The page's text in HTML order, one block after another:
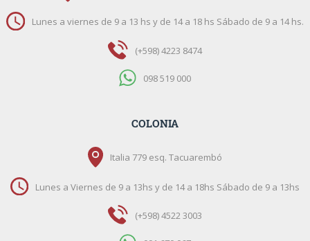
Lunes a viernes de 9 a 13 hs y de 14 a 18 hs Sábado de 9 a 14 hs.
(+598) 4223 8474
098 519 000
COLONIA
Italia 779 esq. Tacuarembó
Lunes a Viernes de 9 a 13hs y de 14 a 18hs Sábado de 9 a 13hs
(+598) 4522 3003